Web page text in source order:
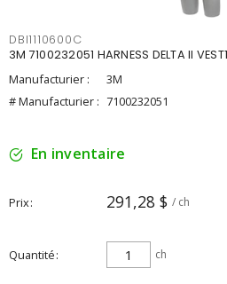
DBI1110600C
3M 7100232051 HARNESS DELTA II
Manufacturier :
3M
# Manufacturier : 7100232051
En inventaire
Prix 291,28 $ / ch
Quantité ch